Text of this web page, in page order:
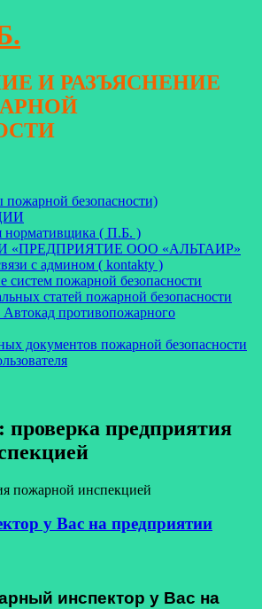
И РАЗЪЯСНЕНИЕ
безопасности)
нормативщика ( П.Б. )
ООО «АЛЬТАИР»
с админом ( kontakty )
систем пожарной безопасности
статей пожарной безопасности
противопожарного
документов пожарной безопасности
проверка предприятия
пожарной инспекцией
у Вас на предприятии
инспектор у Вас на